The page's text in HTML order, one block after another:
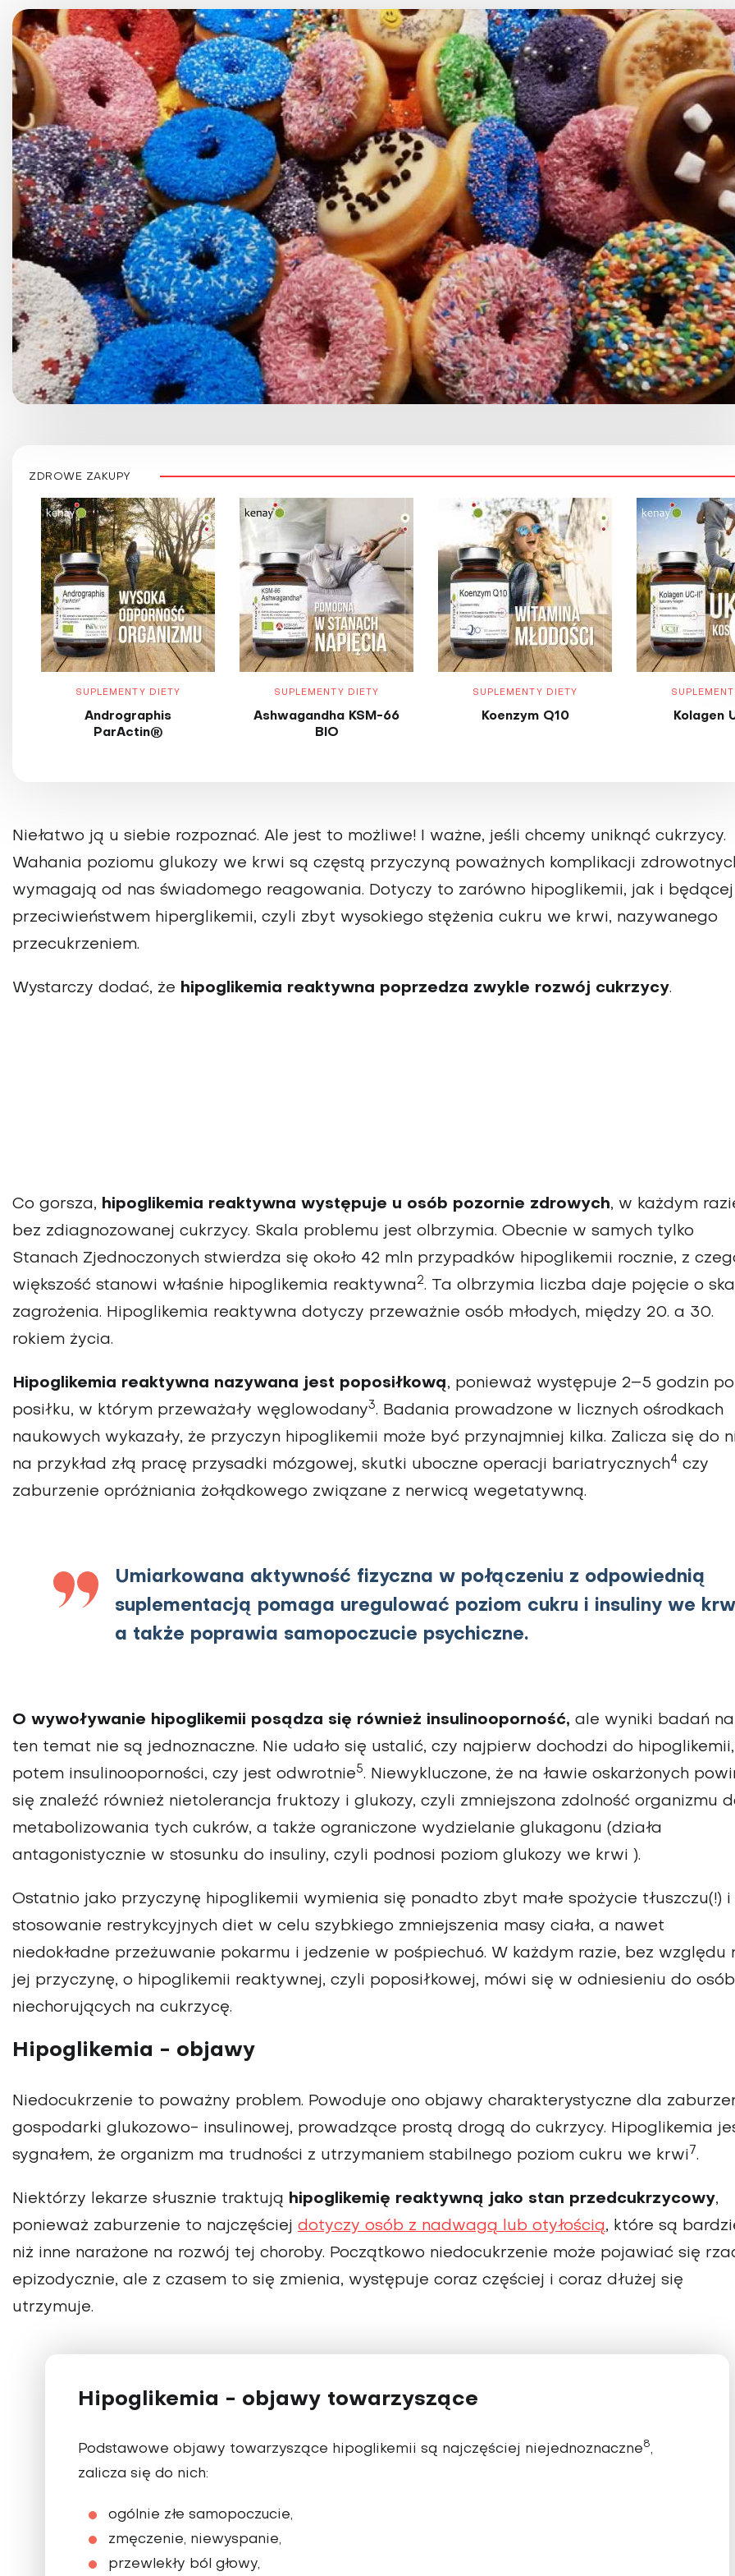
Choroby kobiece
Choroby laryngologiczne
Choroby zębów i dziąseł
Nowotwory
Odporność
ZDROWE ZAKUPY
SUPLEMENTY DIETY
Andrographis
ParActin®
SUPLEMENTY DIETY
Ashwagandha KSM-66
BIO
SUPLEMENTY DIETY
Koenzym Q10 Kolagen
Niełatwo ją u siebie rozpoznać. Ale jest to możliwe! I ważne, jeśli chcemy uniknąć cukrzycy.
Wahania poziomu glukozy we krwi są częstą przyczyną poważnych komplikacji
wymagają od nas świadomego reagowania. Dotyczy to zarówno hipoglikemii, jak i
przeciwieństwem hiperglikemii, czyli zbyt wysokiego stężenia cukru we krwi, nazywanego
przecukrzeniem.
Wystarczy dodać, że hipoglikemia reaktywna poprzedza zwykle rozwój cukrzycy.
Co gorsza, hipoglikemia reaktywna występuje u osób pozornie zdrowych, w każdym
bez zdiagnozowanej cukrzycy. Skala problemu jest olbrzymia. Obecnie w samych tylko
Stanach Zjednoczonych stwierdza się około 42 mln przypadków hipoglikemii rocznie, z
większość stanowi właśnie hipoglikemia reaktywna2. Ta olbrzymia liczba daje pojęcie o
zagrożenia. Hipoglikemia reaktywna dotyczy przeważnie osób młodych, między 20. a 30.
rokiem życia.
Hipoglikemia reaktywna nazywana jest poposiłkową, ponieważ występuje 2–5 godzin po
posiłku, w którym przeważały węglowodany3. Badania prowadzone w licznych ośrodkach
naukowych wykazały, że przyczyn hipoglikemii może być przynajmniej kilka. Zalicza się do
na przykład złą pracę przysadki mózgowej, skutki uboczne operacji bariatrycznych4 czy
zaburzenie opróżniania żołądkowego związane z nerwicą wegetatywną.
Umiarkowana aktywność fizyczna w połączeniu z odpowiednią
suplementacją pomaga uregulować poziom cukru i insuliny we
a także poprawia samopoczucie psychiczne.
O wywoływanie hipoglikemii posądza się również insulinooporność, ale wyniki badań na
ten temat nie są jednoznaczne. Nie udało się ustalić, czy najpierw dochodzi do
potem insulinooporności, czy jest odwrotnie5. Niewykluczone, że na ławie oskarżonych
się znaleźć również nietolerancja fruktozy i glukozy, czyli zmniejszona zdolność organizmu
metabolizowania tych cukrów, a także ograniczone wydzielanie glukagonu (działa
antagonistycznie w stosunku do insuliny, czyli podnosi poziom glukozy we krwi ).
Ostatnio jako przyczynę hipoglikemii wymienia się ponadto zbyt małe spożycie tłuszczu(!) i
stosowanie restrykcyjnych diet w celu szybkiego zmniejszenia masy ciała, a nawet
niedokładne przeżuwanie pokarmu i jedzenie w pośpiechu6. W każdym razie, bez względu
jej przyczynę, o hipoglikemii reaktywnej, czyli poposiłkowej, mówi się w odniesieniu do osób
niechorujących na cukrzycę.
Hipoglikemia - objawy
Niedocukrzenie to poważny problem. Powoduje ono objawy charakterystyczne dla
gospodarki glukozowo- insulinowej, prowadzące prostą drogą do cukrzycy. Hipoglikemia
sygnałem, że organizm ma trudności z utrzymaniem stabilnego poziom cukru we krwi 7.
Niektórzy lekarze słusznie traktują hipoglikemię reaktywną jako stan przedcukrzycowy,
ponieważ zaburzenie to najczęściej dotyczy osób z nadwagą lub otyłością, które są
niż inne narażone na rozwój tej choroby. Początkowo niedocukrzenie może pojawiać się
epizodycznie, ale z czasem to się zmienia, występuje coraz częściej i coraz dłużej się
utrzymuje.
Hipoglikemia - objawy towarzyszące
Podstawowe objawy towarzyszące hipoglikemii są najczęściej niejednoznaczne8,
zalicza się do nich:
ogólnie złe samopoczucie,
zmęczenie, niewyspanie,
przewlekły ból głowy,